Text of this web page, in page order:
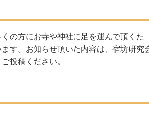
の方にお寺や神社に足を運んで頂くた
す。お知らせ頂いた内容は、宿坊研究
ご投稿ください。